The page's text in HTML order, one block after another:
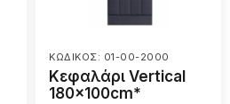
ΚΩΔΙΚΟΣ: 01-00-2000
Κεφαλάρι Vertical
180x100cm*